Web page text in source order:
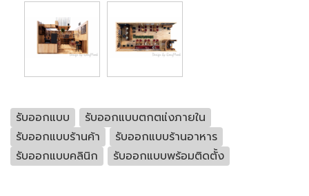
รับออกแบบ
รับออกแบบตกตแ่งภายใน
รับออกแบบร้านค้า
รับออกแบบร้านอาหาร
รับออกแบบคลินิก
รับออกแบบพร้อมติดตั้ง